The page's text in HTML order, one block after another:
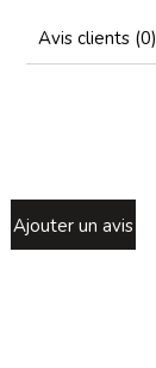
Avis clients (0)
Ajouter un avis